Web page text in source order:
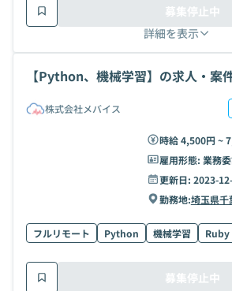
詳細を表示
募集停止中
【Python、機械学習】の求人・案
株式会社メバイス
時給 4,500円 ~
雇用形態: 業務
更新日: 2023-
勤務地:埼玉県千
フルリモート Python 機械学習
募集停止中